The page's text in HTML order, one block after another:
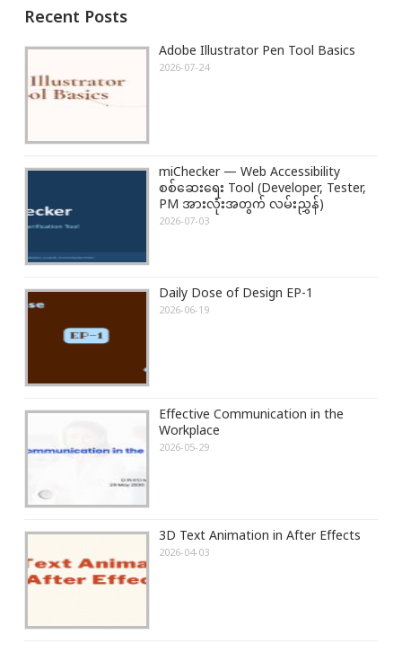
a
v
g
a
o
o
u
P
o
:
s
t
Recent Posts
Adobe Illustrator Pen Tool Basics
2026-07-24
miChecker — Web Accessibility
စစ်ဆေးရေး Tool (Developer, Tester,
PM အားလုံးအတွက် လမ်းညွှန်)
2026-07-03
Daily Dose of Design EP-1
2026-06-19
Effective Communication in the
Workplace
2026-05-29
3D Text Animation in After Effects
2026-04-03